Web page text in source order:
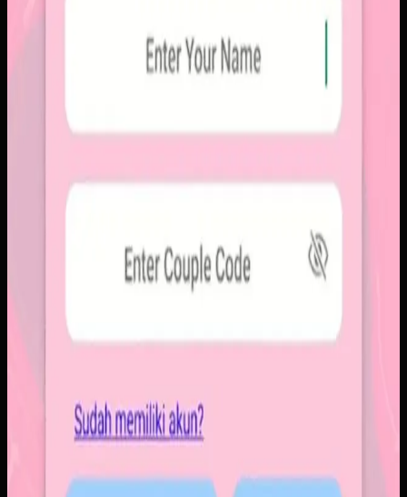
Kami membangun aplikasi mobile dengan alur berbagi yang
ringkas, notifikasi cepat, dan arsip momen yang tersusun
rapi. Sistemnya dirancang untuk percakapan visual yang
lebih personal tanpa membawa beban feed publik.